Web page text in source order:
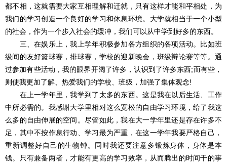
都不相，这就需要大家互相理解和迁就，只有这样才能和平相处，为
我们的学习创造一个良好的学习和休息环境。大学就相当于一个小型
的社会，作为一个步入社会的缓冲，我们可以从中学到好多的东西。
三、在娱乐上，我上学年积极参加各方组织的各项活动。比如班
级间的友好篮球赛，排球赛，学校的迎新晚会，班级辩论赛等等。通
过参加有些活动，我的眼界开阔了许多，认识到了许多东西;而有些，
则使我更加了解、热爱我们的学校、班级，加强了集体观念!
在上一学年里，我学到了太多的东西。这是我在以后生活、工作
中所必需的。我感谢大学里相对这么宽松的自由学习环境，给了我这
么多的自由伸展的空间。尽管如此，我在大一学年里还是存在许多不
足，其中不按作息行动、学习最为严重，在这一学年我要严格自己，
重新调整好自己的生物钟。同时我还要注意多锻炼身体，身体是本
钱。只有兼备两者，才能有更高的学习效率，从而腾出的时间干的事